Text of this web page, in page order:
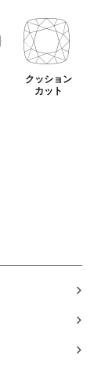
クッション
カット